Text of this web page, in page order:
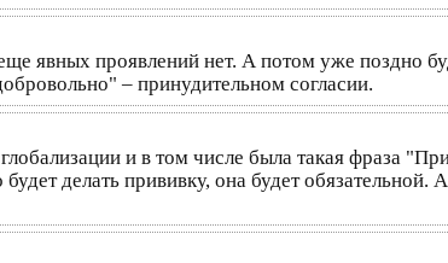
явных проявлений нет. А потом уже поздно
– принудительном согласии.
и в том числе была такая фраза
делать прививку, она будет обязательной.